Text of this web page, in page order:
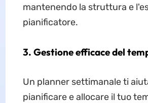
mantenendo la struttura e
pianificatore.
3. Gestione efficace del
Un planner settimanale ti
pianificare e allocare il tuo